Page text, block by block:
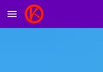
Skip to main content